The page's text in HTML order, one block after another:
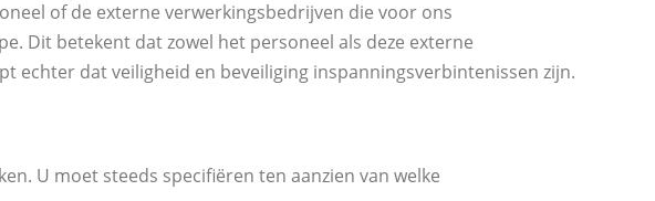
of de externe verwerkingsbedrijven die voor ons
Dit betekent dat zowel het personeel als deze externe
dat veiligheid en beveiliging inspanningsverbintenissen zijn.
U moet steeds specifiëren ten aanzien van welke